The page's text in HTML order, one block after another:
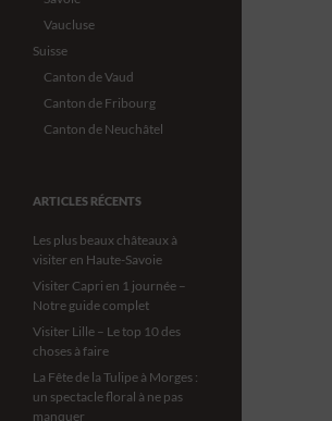
Vaucluse
Suisse
Canton de Vaud
Canton de Fribourg
Canton de Neuchâtel
ARTICLES RÉCENTS
Les plus beaux châteaux à
visiter en Haute-Savoie
Visiter Capri en 1 journée –
Notre guide complet
Visiter Lille – Le top 10 des
choses à faire
La Fête de la Tulipe à Morges :
un spectacle floral à ne pas
manquer